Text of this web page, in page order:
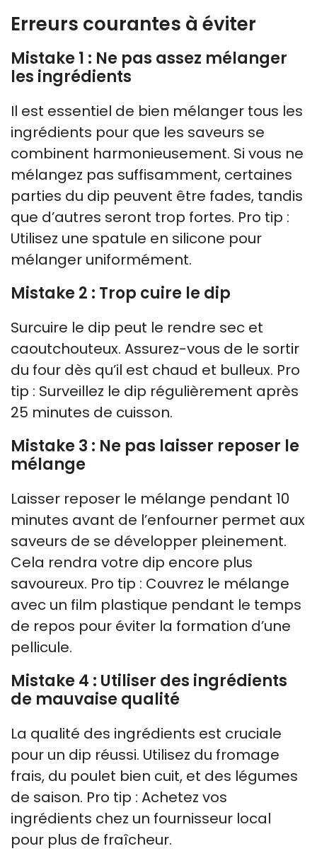
Erreurs courantes à éviter
Mistake 1 : Ne pas assez mélanger
les ingrédients
Il est essentiel de bien mélanger tous les
ingrédients pour que les saveurs se
combinent harmonieusement. Si vous ne
mélangez pas suffisamment, certaines
parties du dip peuvent être fades, tandis
que d’autres seront trop fortes. Pro tip :
Utilisez une spatule en silicone pour
mélanger uniformément.
Mistake 2 : Trop cuire le dip
Surcuire le dip peut le rendre sec et
caoutchouteux. Assurez-vous de le sortir
du four dès qu’il est chaud et bulleux. Pro
tip : Surveillez le dip régulièrement après
25 minutes de cuisson.
Mistake 3 : Ne pas laisser reposer le
mélange
Laisser reposer le mélange pendant 10
minutes avant de l’enfourner permet aux
saveurs de se développer pleinement.
Cela rendra votre dip encore plus
savoureux. Pro tip : Couvrez le mélange
avec un film plastique pendant le temps
de repos pour éviter la formation d’une
pellicule.
Mistake 4 : Utiliser des ingrédients
de mauvaise qualité
La qualité des ingrédients est cruciale
pour un dip réussi. Utilisez du fromage
frais, du poulet bien cuit, et des légumes
de saison. Pro tip : Achetez vos
ingrédients chez un fournisseur local
pour plus de fraîcheur.